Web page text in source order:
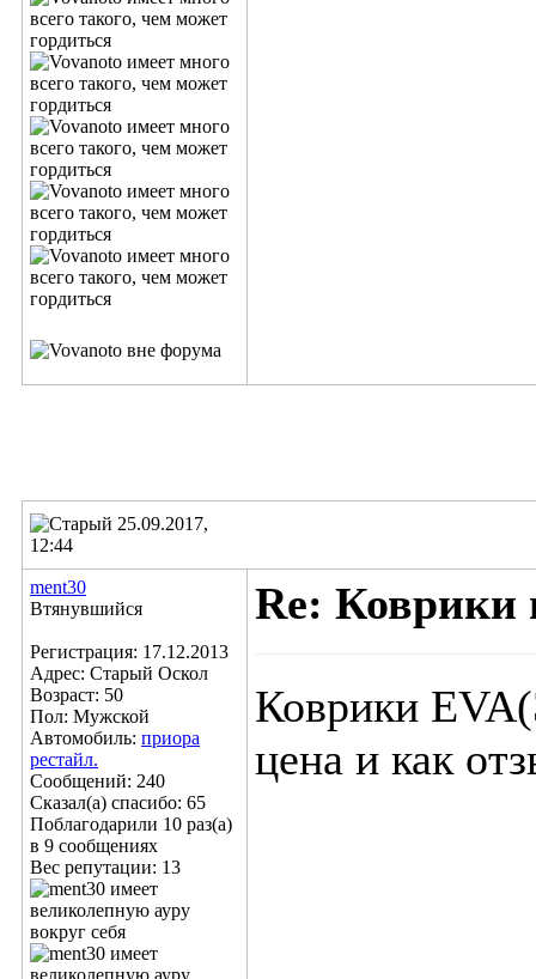
25.09.2017,
12:44
ment30
Втянувшийся
Регистрация: 17.12.2013
Адрес: Старый Оскол
Возраст: 50
Пол: Мужской
Автомобиль: приора
рестайл.
Сообщений: 240
Сказал(а) спасибо: 65
Поблагодарили 10 раз(а)
в 9 сообщениях
Вес репутации: 13
Re: Коврики
Коврики
цена и как